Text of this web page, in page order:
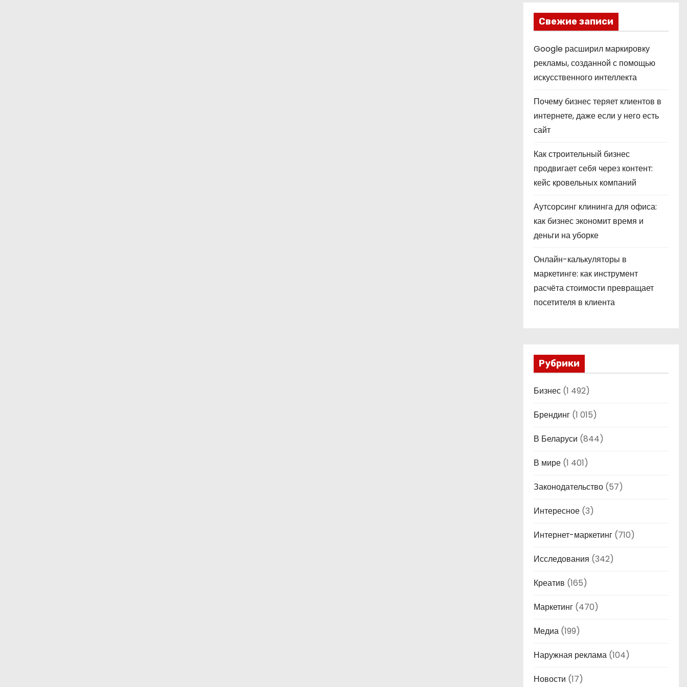
Свежие записи
Google расширил маркировку
рекламы, созданной с помощью
искусственного интеллекта
Почему бизнес теряет клиентов в
интернете, даже если у него есть
сайт
Как строительный бизнес
продвигает себя через контент:
кейс кровельных компаний
Аутсорсинг клининга для офиса:
как бизнес экономит время и
деньги на уборке
Онлайн-калькуляторы в
маркетинге: как инструмент
расчёта стоимости превращает
посетителя в клиента
Рубрики
Бизнес (1 492)
Брендинг (1 015)
В Беларуси (844)
В мире (1 401)
Законодательство (57)
Интересное (3)
Интернет-маркетинг (710)
Исследования (342)
Креатив (165)
Маркетинг (470)
Медиа (199)
Наружная реклама (104)
Новости (17)